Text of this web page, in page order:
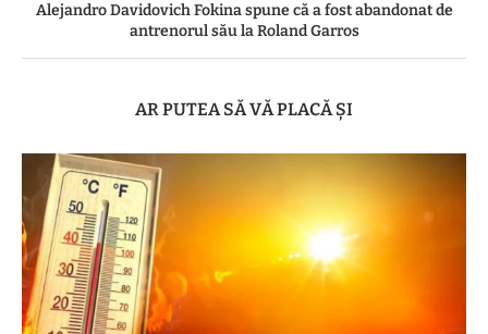
Alejandro Davidovich Fokina spune că a fost abandonat de
antrenorul său la Roland Garros
AR PUTEA SĂ VĂ PLACĂ ȘI